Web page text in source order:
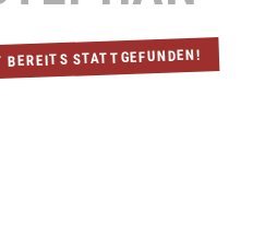
STATTGEFUNDEN!